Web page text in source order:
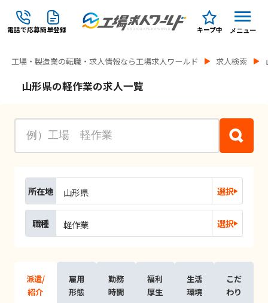
電話で応募簡単登録 キープ中 メニュー
工場・製造業の転職・求人情報なら工場求人ワールド 求人検索
山形県の軽作業の求人一覧
所在地 山形県 選択
職種 軽作業 選択
派遣/
紹介
雇用
形態
勤務
時間
福利
厚生
生活
環境
こだ
わり